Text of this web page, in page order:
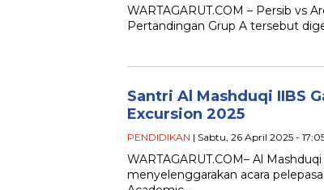
WARTAGARUT.COM – Persib vs
Pertandingan Grup A tersebut
Santri Al Mashduqi IIBS
Excursion 2025
PENDIDIKAN | Sabtu, 26 April 2025 -
WARTAGARUT.COM– Al
menyelenggarakan acara